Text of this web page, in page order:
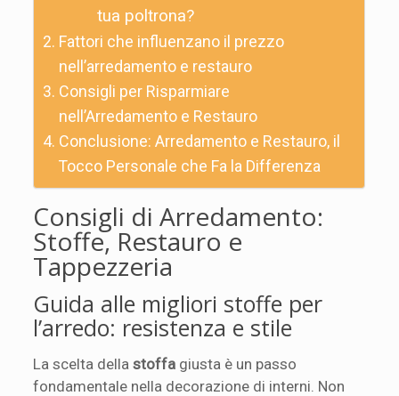
tua poltrona?
Fattori che influenzano il prezzo
nell’arredamento e restauro
Consigli per Risparmiare
nell’Arredamento e Restauro
Conclusione: Arredamento e Restauro, il
Tocco Personale che Fa la Differenza
Consigli di Arredamento:
Stoffe, Restauro e
Tappezzeria
Guida alle migliori stoffe per
l’arredo: resistenza e stile
La scelta dellastoffa giusta è un passo
fondamentale nella decorazione di interni. Non